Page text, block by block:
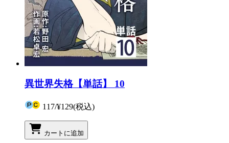
異世界失格【単話】 10
117/¥129(税込)
カートに追加